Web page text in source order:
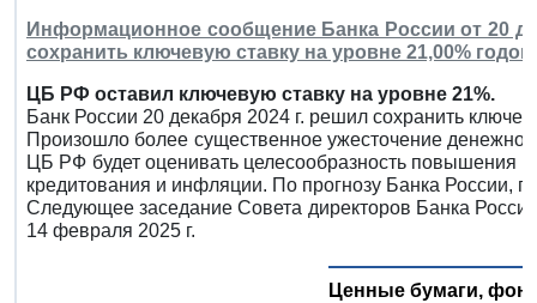
Информационное сообщение Банка России от 20
сохранить ключевую ставку на уровне 21,00%
ЦБ РФ оставил ключевую ставку на уровне 21%.
Банк России 20 декабря 2024 г. решил сохранить
Произошло более существенное ужесточение
ЦБ РФ будет оценивать целесообразность повышения
кредитования и инфляции. По прогнозу Банка России,
Следующее заседание Совета директоров Банка
14 февраля 2025 г.
Ценные бумаги,